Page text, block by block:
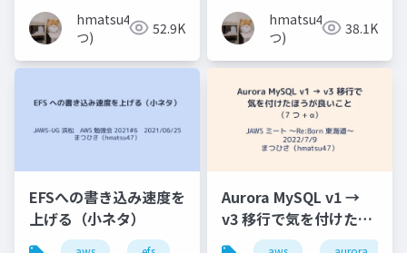
ンする話hmatsu47(ま
つ)
52.9K
hmatsu47(ま
つ)
38.1K
EFSへの書き込み速度を
上げる（小ネタ）
Aurora MySQL v1 →
v3 移行で気を付けたほ
うが良いこと（7 つ +